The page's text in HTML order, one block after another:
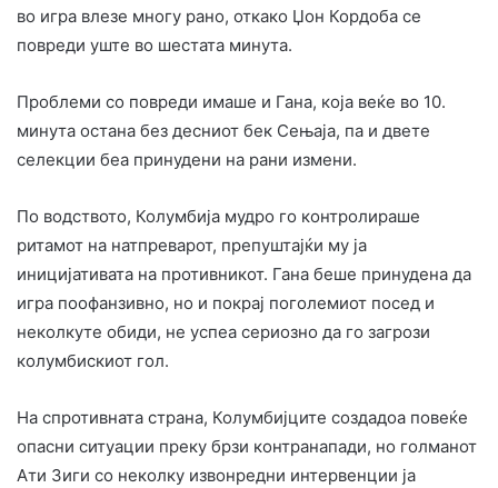
во игра влезе многу рано, откако Џон Кордоба се
повреди уште во шестата минута.
Проблеми со повреди имаше и Гана, која веќе во 10.
минута остана без десниот бек Сењаја, па и двете
селекции беа принудени на рани измени.
По водството, Колумбија мудро го контролираше
ритамот на натпреварот, препуштајќи му ја
иницијативата на противникот. Гана беше принудена да
игра поофанзивно, но и покрај поголемиот посед и
неколкуте обиди, не успеа сериозно да го загрози
колумбискиот гол.
На спротивната страна, Колумбијците создадоа повеќе
опасни ситуации преку брзи контранапади, но голманот
Ати Зиги со неколку извонредни интервенции ја